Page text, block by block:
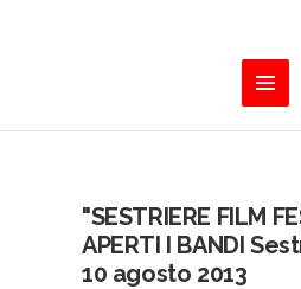
"SESTRIERE FILM
APERTI I BANDI
10 agosto 2013